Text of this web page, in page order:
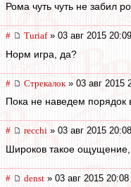
Рома чуть чуть не забил
# Turiaf» 03 авг 2015 20:09
Норм игра, да?
# Стрекалок » 03 авг 2015
Пока не наведем порядок
# recchi » 03 авг 2015 20:08
Широков такое ощущение,
# denst » 03 авг 2015 20:08